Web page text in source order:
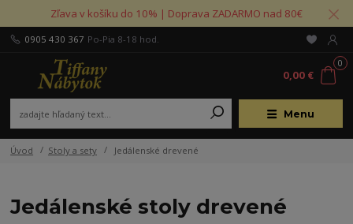
Zľava v košíku do 10% | Doprava ZADARMO nad 80€
Menu
0905 430 367 Po-Pia 8-18 hod.
0
0,00 €
Úvod Stoly a sety Jedálenské drevené
Jedálenské stoly drevené